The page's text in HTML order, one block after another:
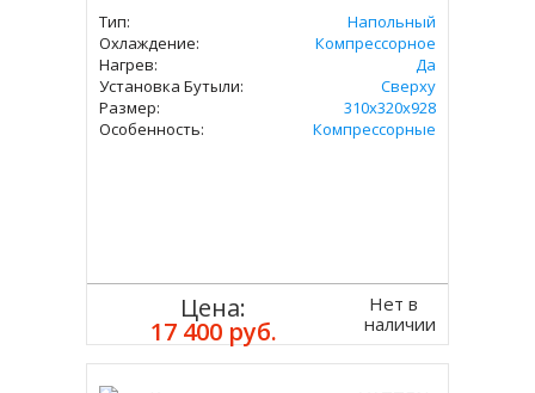
Тип:
Напольный
Охлаждение:
Компрессорное
Нагрев:
Да
Установка Бутыли:
Сверху
Размер:
310х320х928
Особенность:
Компрессорные
Цена:
17 400 руб.
Нет в
наличии